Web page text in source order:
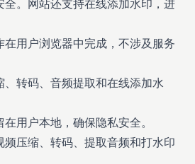
全。网站还支持在线添加水印，进
在用户浏览器中完成，不涉及服务
、转码、音频提取和在线添加水
在用户本地，确保隐私安全。